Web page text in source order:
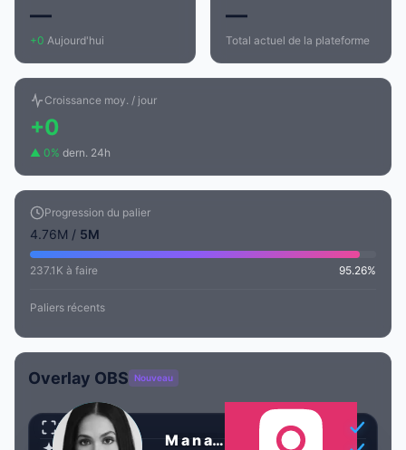
—
+0 Aujourd'hui
—
Total actuel de la plateforme
Croissance moy. / jour
+0
▲ 0% dern. 24h
Progression du palier
4.76M / 5M
237.1K à faire 95.26%
Paliers récents
Overlay OBS Nouveau
M a n a l منال ✨🌙⚡️
Transparent